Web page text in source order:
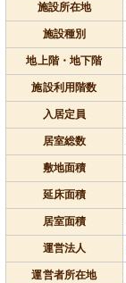
施設所在地
施設種別
地上階・地下階
施設利用階数
入居定員
居室総数
敷地面積
延床面積
居室面積
運営法人
運営者所在地